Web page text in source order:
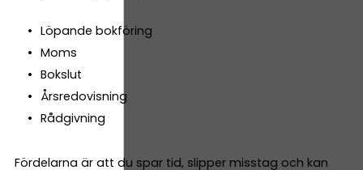
Löpande bokföring
Moms
Bokslut
Årsredovisning
Rådgivning
Fördelarna är att du spar tid, slipper misstag och kan